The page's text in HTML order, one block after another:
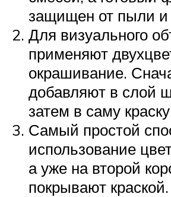
защищен от пыли и
Для визуального
применяют
окрашивание.
добавляют в слой
затем в саму
Самый простой
использование
а уже на второй
покрывают краской.